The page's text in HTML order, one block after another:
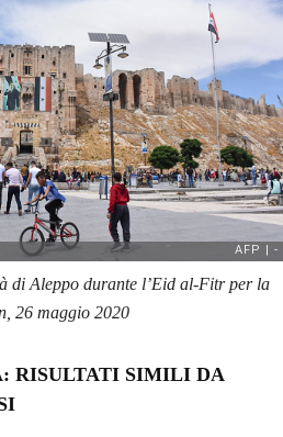
di Aleppo durante l’Eid al-Fitr per la
26 maggio 2020
RISULTATI SIMILI DA